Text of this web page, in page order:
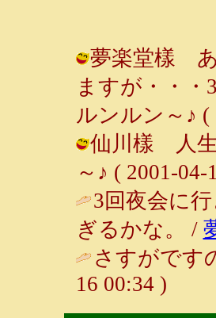
夢楽堂樣 あ
ますが・・
ルンルン～♪ (
仙川樣 人生
～♪ ( 2001-04-
3回夜会に
ぎるかな。 /
さすがで
16 00:34 )